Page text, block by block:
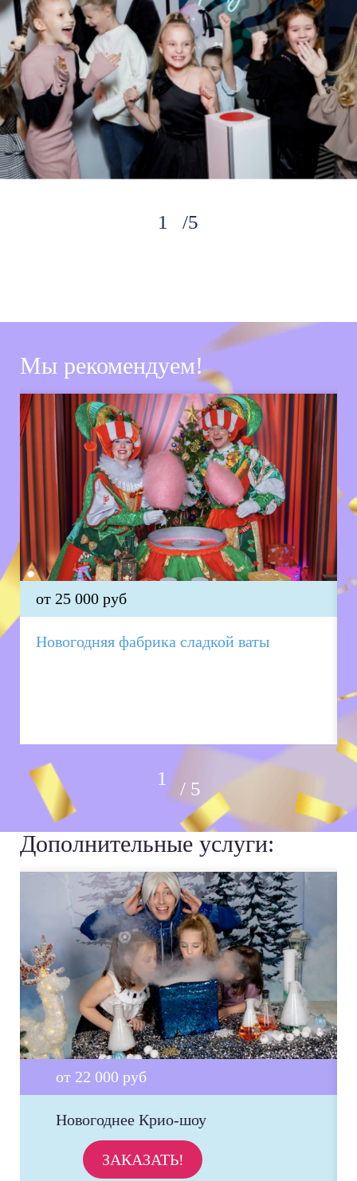
5
Мы рекомендуем!
от 25 000 руб
Новогодняя фабрика сладкой ваты
5
Дополнительные услуги:
от 22 000 руб
Новогоднее Крио-шоу
ЗАКАЗАТЬ!